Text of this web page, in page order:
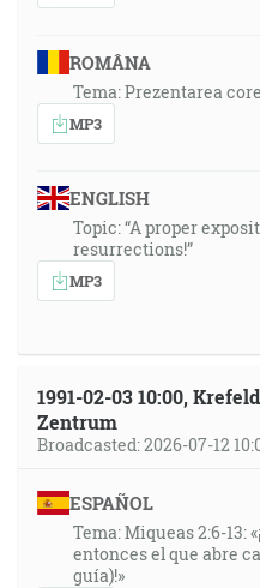
ROMÂNA
Tema: Prezentarea
MP3
ENGLISH
Topic: “A proper
resurrections!”
MP3
1991-02-03 10:00,
Zentrum
Broadcasted: 2026-07-12
ESPAÑOL
Tema: Miqueas 2:6-13:
entonces el que abre
guía)!»